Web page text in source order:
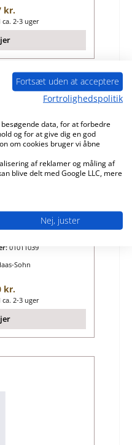
pris:
kr.
2-3 uger
II askeskuffe
01011039
Sohn
pris:
kr.
2-3 uger
Fortsæt uden at acceptere
Fortrolighedspolitik
data, for at forbedre
og for at give dig en god
om cookies bruger vi åbne
af reklamer og måling af
blive delt med Google LLC, mere
Nej, juster